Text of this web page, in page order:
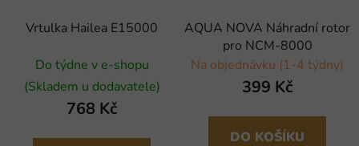
Vrtulka Hailea E15000
Do týdne v e-shopu
(Skladem u dodavatele)
768 Kč
AQUA NOVA Náhradní rotor
pro NCM-8000
Na objednávku (1-4 týdny)
399 Kč
DO KOŠÍKU